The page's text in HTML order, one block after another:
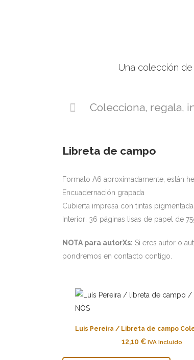
Una colección
Colecciona, regala,
Libreta de campo
Formato A6 aproximadamente, están
Encuadernación grapada
Cubierta impresa con tintas
Interior: 36 páginas lisas de papel de
NOTA para autorXs: Si eres autor o
pondremos en contacto contigo.
Luis Pereira / Libreta de campo
12,10 € IVA Incluido